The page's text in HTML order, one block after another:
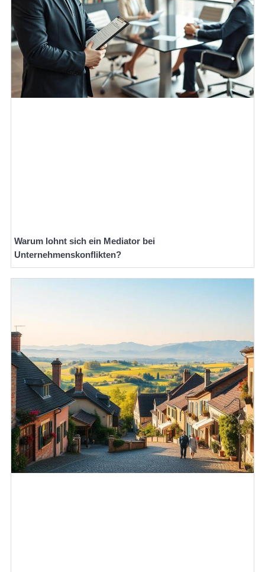
Warum lohnt sich ein Mediator bei
Unternehmenskonflikten?